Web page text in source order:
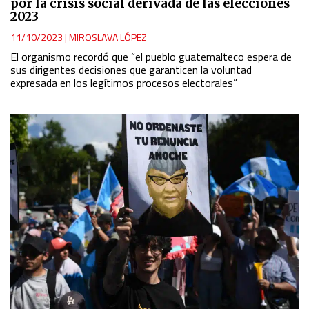
por la crisis social derivada de las elecciones
2023
11/10/2023|MIROSLAVA LÓPEZ
El organismo recordó que “el pueblo guatemalteco espera de
sus dirigentes decisiones que garanticen la voluntad
expresada en los legítimos procesos electorales”
Develop and improve services
IAB Special Features:
Identify devices based on information actively requested
Non-IAB processing purposes:
Essential
Analytical
Functional